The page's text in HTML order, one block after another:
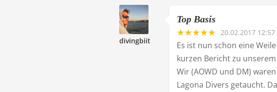
divingbiit
Top Basis
20.02.2017 12:57
Es ist nun schon eine
kurzen Bericht zu
Wir (AOWD und DM)
Lagona Divers getaucht.